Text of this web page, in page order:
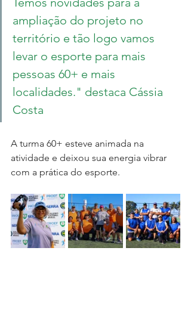
ampliação do projeto no
território e tão logo vamos
levar o esporte para mais
pessoas 60+ e mais
localidades." destaca Cássia
Costa
A turma 60+ esteve animada na
atividade e deixou sua energia vibrar
com a prática do esporte.